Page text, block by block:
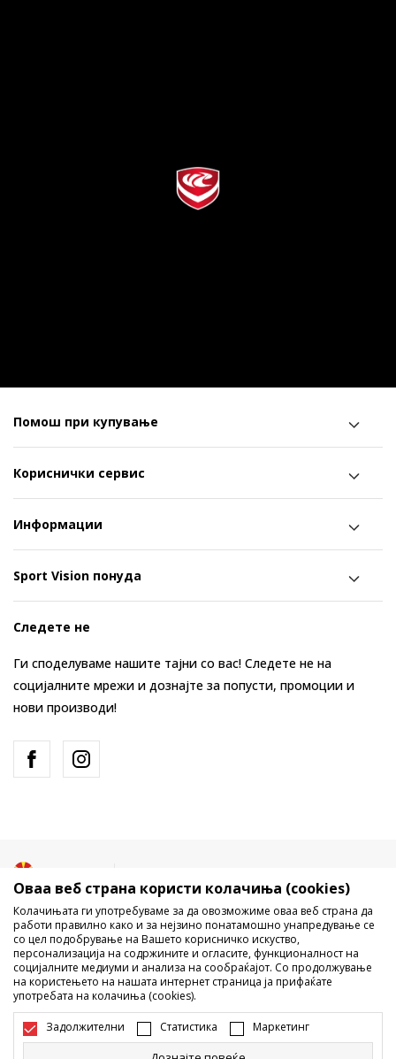
Помош при купување
Кориснички сервис
Информации
Sport Vision понуда
Следете не
Ги споделуваме нашите тајни со вас! Следете не на
социјалните мрежи и дознајте за попусти, промоции и
нови производи!
Не е дозволено превземање или користење на содржината од
интернет страните на Sport Vision, делумно или целосно a се
однесува на логоа, трговски марки, комерцијални содржини, ниту
истите да се отстапуваат на трети лица, јавно да се објавуваат или да
Оваа веб страна користи колачиња (cookies)
Колачињата ги употребуваме за да овозможиме оваа веб страна да
работи правилно како и за нејзино понатамошно унапредување се
со цел подобрување на Вашето корисничко искуство,
персонализација на содржините и огласите, функционалност на
социјалните медиуми и анализа на сообраќајот. Со продолжување
на користењето на нашата интернет страница ја прифаќате
употребата на колачиња (cookies).
Задолжителни Статистика Маркетинг